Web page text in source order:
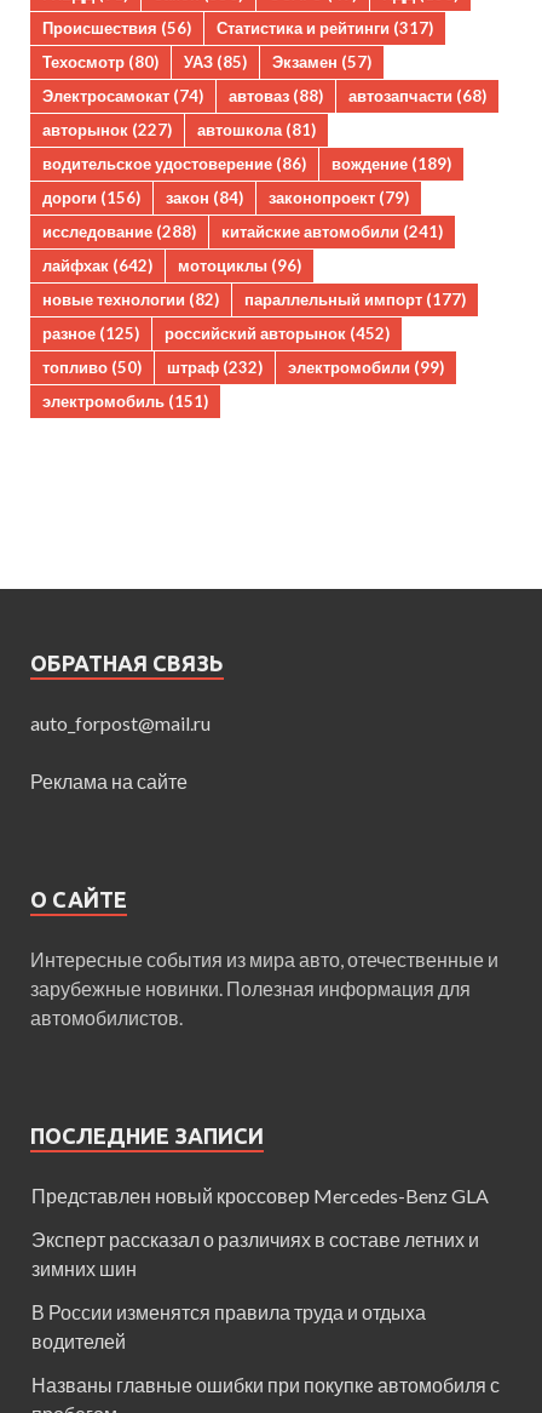
Происшествия (56) Статистика и рейтинги (317)
Техосмотр (80) УАЗ (85) Экзамен (57)
Электросамокат (74) автоваз (88) автозапчасти (68)
авторынок (227) автошкола(81)
водительское удостоверение (86) вождение (189)
дороги (156) закон (84) законопроект (79)
исследование (288) китайские автомобили (241)
лайфхак (642) мотоциклы (96)
новые технологии (82) параллельный импорт (177)
разное (125) российский авторынок (452)
топливо (50) штраф (232) электромобили (99)
электромобиль (151)
ОБРАТНАЯ СВЯЗЬ
auto_forpost@mail.ru
Реклама на сайте
О САЙТЕ
Интересные события из мира авто, отечественные и
зарубежные новинки. Полезная информация для
автомобилистов.
ПОСЛЕДНИЕ ЗАПИСИ
Представлен новый кроссовер Mercedes-Benz GLA
Эксперт рассказал о различиях в составе летних и
зимних шин
В России изменятся правила труда и отдыха
водителей
Названы главные ошибки при покупке автомобиля с